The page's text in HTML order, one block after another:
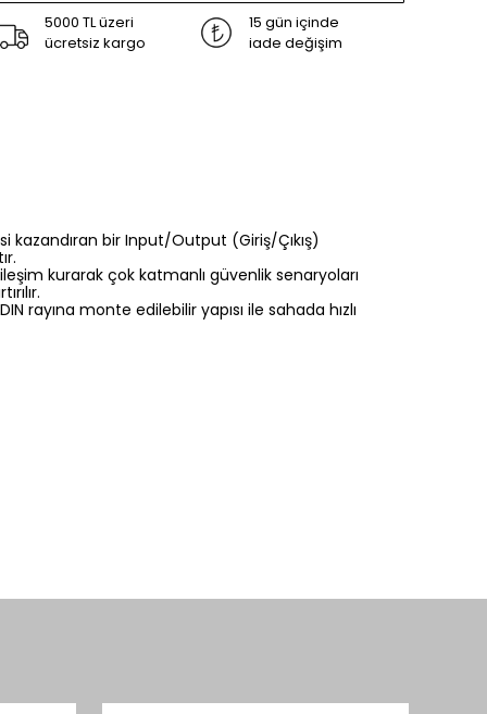
5000 TL üzeri
ücretsiz kargo
15 gün içinde
iade değişim
kazandıran bir Input/Output (Giriş/Çıkış)
kurarak çok katmanlı güvenlik senaryoları
rayına monte edilebilir yapısı ile sahada hızlı